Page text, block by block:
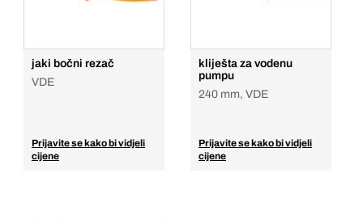
jaki bočni rezač
VDE
Prijavite se kako bi vidjeli
cijene
kliješta za vodenu
pumpu
240 mm, VDE
Prijavite se kako bi vidjeli
cijene